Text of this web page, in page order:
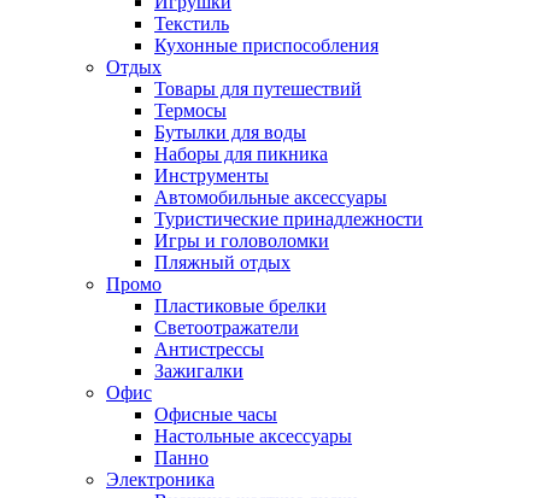
Текстиль
Кухонные приспособления
Отдых
Товары для путешествий
Термосы
Бутылки для воды
Наборы для пикника
Инструменты
Автомобильные аксессуары
Туристические принадлежности
Игры и головоломки
Пляжный отдых
Промо
Пластиковые брелки
Светоотражатели
Антистрессы
Зажигалки
Офис
Офисные часы
Настольные аксессуары
Панно
Электроника